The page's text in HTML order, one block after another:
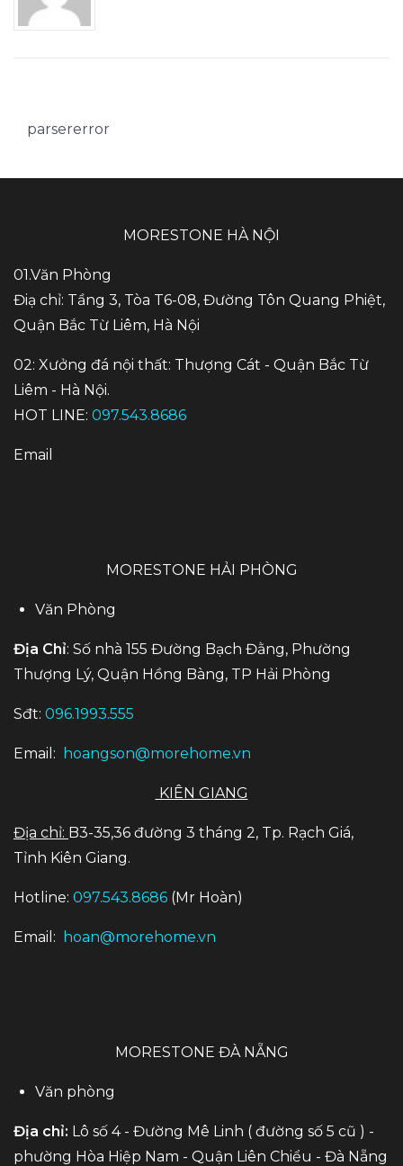
parsererror
MORESTONE HÀ NỘI
01.Văn Phòng
Điạ chỉ: Tầng 3, Tòa T6-08, Đường Tôn Quang Phiệt,
Quận Bắc Từ Liêm, Hà Nội
02: Xưởng đá nội thất: Thượng Cát - Quận Bắc Từ
Liêm - Hà Nội.
HOT LINE: 097.543.8686
Email
MORESTONE HẢI PHÒNG
Văn Phòng
Địa Chỉ: Số nhà 155 Đường Bạch Đằng, Phường
Thượng Lý, Quận Hồng Bàng, TP Hải Phòng
Sđt: 096.1993.555
Email: hoangson@morehome.vn
KIÊN GIANG
Địa chỉ: B3-35,36 đường 3 tháng 2, Tp. Rạch Giá,
Tỉnh Kiên Giang.
Hotline: 097.543.8686 (Mr Hoàn)
Email: hoan@morehome.vn
MORESTONE ĐÀ NẴNG
Văn phòng
Địa chỉ: Lô số 4 - Đường Mê Linh ( đường số 5 cũ ) -
phường Hòa Hiệp Nam - Quận Liên Chiểu - Đà Nẵng